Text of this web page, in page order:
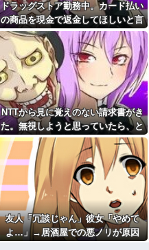
住宅街を歩いていたら小１女
児に泣きながら抱きつかれた。
鍵っ子のピンチに付き添い30
分…無事にお母さんが現れる
も、後から襲ってきた「不審者
扱いの恐怖」←親切心が裏目に
出るかもしれない世の中怖すぎ
る
【速報】専門家「イオンモー
ル熊本の爆心地に”こんなも
の”があったんだけど…」
家購入に「ダメダメ！」と猛
反対するトメに「あなたの家じ
ゃありません」と言い放った結
果→激怒したトメが自ら〇〇を
口にして最高の展開へｗｗｗｗ
ｗｗ
６畳１間のアパートで、隣に
住む専門学生の部屋が余りにう
るさくて警察を呼んで注意をし
に行ったら…
【衝撃】「え、これカバー曲
だったの！？」って知って驚い
ドラッグストア勤務中。カード払い
の商品を現金で返金してほしいと言
い張る女性客。断っても引き下がら
ず、その後まさかの展開に…
NTTから見に覚えのない請求書がき
た。無視しようと思っていたら、と
んでもない事実が判明して…
友人「冗談じゃん」彼女「やめて
よ…」→居酒屋での悪ノリが原因